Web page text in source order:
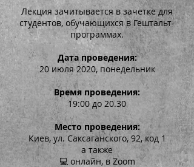
Лекция зачитывается в зачетке для
студентов, обучающихся в Гештальт-
программах.
Дата проведения:
20 июля 2020, понедельник
Время проведения:
19:00 до 20.30
Место проведения:
Киев, ул. Саксаганского, 92, код 1
а также
💻 онлайн, в Zoom